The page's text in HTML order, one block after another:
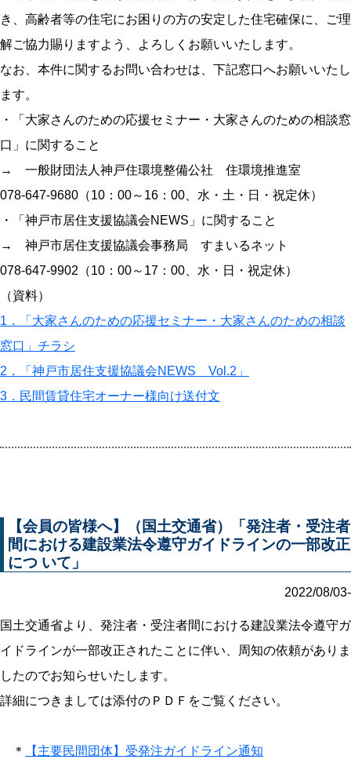
き、高齢者等の住宅にお困りの方の安定した住宅確保に、ご理
解ご協力賜りますよう、よろしくお願いいたします。
なお、本件に関するお問い合わせは、下記窓口へお願いいたし
ます。
・「大家さんのための応援セミナー・大家さんのための相談窓
口」に関すること
→ 一般財団法人神戸住環境整備公社 住環境推進室
078-647-9680（10：00～16：00、水・土・日・祝定休）
・「神戸市居住支援協議会NEWS」に関すること
→ 神戸市居住支援協議会事務局 すまいるネット
078-647-9902（10：00～17：00、水・日・祝定休）
（資料）
1．「大家さんのための応援セミナー・大家さんのための相談
窓口」チラシ
2．「神戸市居住支援協議会NEWS Vol.2」
3．民間賃貸住宅オーナー様向け送付文
【会員の皆様へ】（国土交通省）「発注者・受注者
間における建設業法令遵守ガイドラインの一部改正
につ いて」
2022/08/03-
国土交通省より、発注者・受注者間における建設業法令遵守ガ
イドラインが一部改正されたことに伴い、周知の依頼がありま
したのでお知らせいたします。
詳細につきましては添付のＰＤＦをご覧ください。
＊ 【主要民間団体】受発注ガイドライン通知